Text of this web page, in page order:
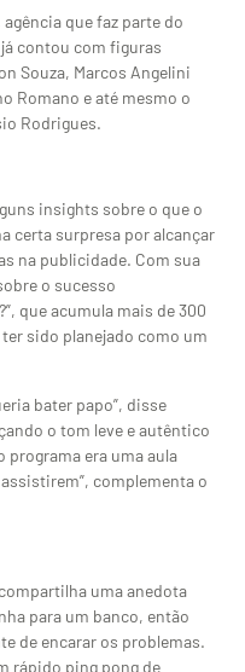
agência que faz parte do
contou com figuras
Souza, Marcos Angelini
Romano e até mesmo o
Rodrigues.
insights sobre o que o
certa surpresa por alcançar
na publicidade. Com sua
o sucesso
que acumula mais de 300
sido planejado como um
bater papo”, disse
o tom leve e autêntico
programa era uma aula
complementa o
uma anedota
para um banco, então
de encarar os problemas.
rápido ping pong de